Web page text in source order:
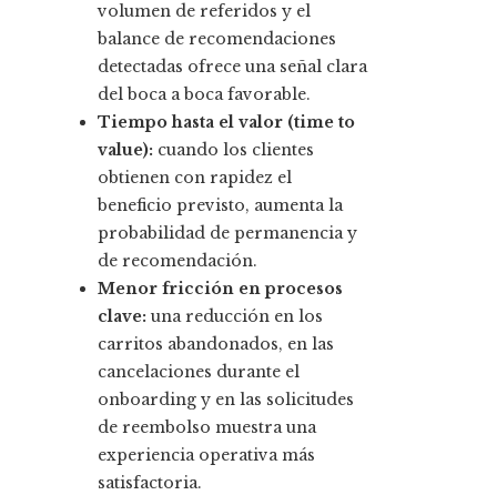
volumen de referidos y el
balance de recomendaciones
detectadas ofrece una señal clara
del boca a boca favorable.
Tiempo hasta el valor (time to
value): cuando los clientes
obtienen con rapidez el
beneficio previsto, aumenta la
probabilidad de permanencia y
de recomendación.
Menor fricción en procesos
clave: una reducción en los
carritos abandonados, en las
cancelaciones durante el
onboarding y en las solicitudes
de reembolso muestra una
experiencia operativa más
satisfactoria.